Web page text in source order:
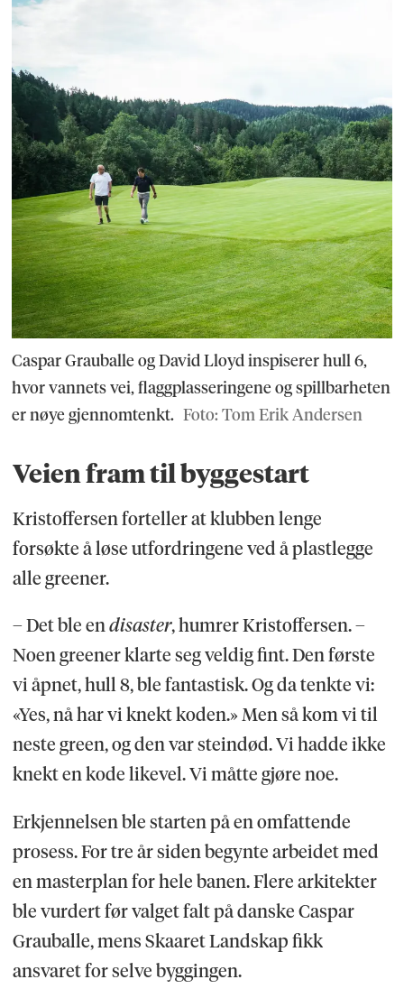
Caspar Grauballe og David Lloyd inspiserer hull 6,
hvor vannets vei, flaggplasseringene og spillbarheten
er nøye gjennomtenkt. Foto: Tom Erik Andersen
Veien fram til byggestart
Kristoffersen forteller at klubben lenge
forsøkte å løse utfordringene ved å plastlegge
alle greener.
– Det ble endisaster, humrer Kristoffersen. –
Noen greener klarte seg veldig fint. Den første
vi åpnet, hull 8, ble fantastisk. Og da tenkte vi:
«Yes, nå har vi knekt koden.» Men så kom vi til
neste green, og den var steindød. Vi hadde ikke
knekt en kode likevel. Vi måtte gjøre noe.
Erkjennelsen ble starten på en omfattende
prosess. For tre år siden begynte arbeidet med
en masterplan for hele banen. Flere arkitekter
ble vurdert før valget falt på danske Caspar
Grauballe, mens Skaaret Landskap fikk
ansvaret for selve byggingen.